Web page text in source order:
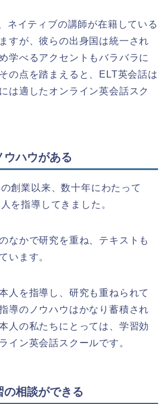
ネイティブの講師が在籍している
すが、彼らの出身国は統一され
学べるアクセントもバラバラに
の点を踏まえると、ELT英会話は
は適したオンライン英会話スク
ウハウがある
創業以来、数十年にわたって
を指導してきました。
なかで研究を重ね、テキストも
います。
人を指導し、研究も重ねられて
導のノウハウはかなり蓄積され
人の私たちにとっては、学習効
イン英会話スクールです。
の相談ができる